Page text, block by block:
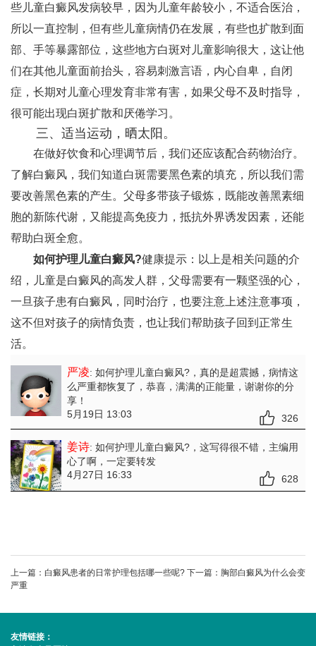
些儿童白癜风发病较早，因为儿童年龄较小，不适合医治，
所以一直控制，但有些儿童病情仍在发展，有些也扩散到面
部、手等暴露部位，这些地方白斑对儿童影响很大，这让他
们在其他儿童面前抬头，容易刺激言语，内心自卑，自闭
症，长期对儿童心理发育非常有害，如果父母不及时指导，
很可能出现白斑扩散和厌倦学习。
三、适当运动，晒太阳。
在做好饮食和心理调节后，我们还应该配合药物治疗。
了解白癜风，我们知道白斑需要黑色素的填充，所以我们需
要改善黑色素的产生。父母多带孩子锻炼，既能改善黑素细
胞的新陈代谢，又能提高免疫力，抵抗外界诱发因素，还能
帮助白斑全愈。
如何护理儿童白癜风?健康提示：以上是相关问题的介
绍，儿童是白癜风的高发人群，父母需要有一颗坚强的心，
一旦孩子患有白癜风，同时治疗，也要注意上述注意事项，
这不但对孩子的病情负责，也让我们帮助孩子回到正常生
活。
严凌: 如何护理儿童白癜风?，真的是超震撼，病情这
么严重都恢复了，恭喜，满满的正能量，谢谢你的分
享！
5月19日 13:03
326
姜诗: 如何护理儿童白癜风?，这写得很不错，主编用
心了啊，一定要转发
4月27日 16:33
628
上一篇： 白癜风患者的日常护理包括哪一些呢? 下一篇： 胸部白癜风为什么会变
严重
友情链接：